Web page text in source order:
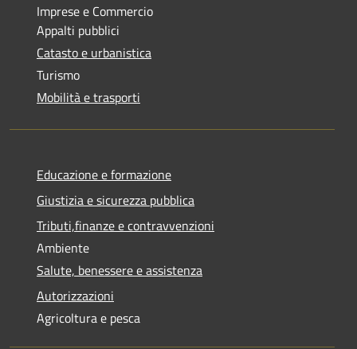
Imprese e Commercio
Appalti pubblici
Catasto e urbanistica
Turismo
Mobilità e trasporti
Educazione e formazione
Giustizia e sicurezza pubblica
Tributi,finanze e contravvenzioni
Ambiente
Salute, benessere e assistenza
Autorizzazioni
Agricoltura e pesca